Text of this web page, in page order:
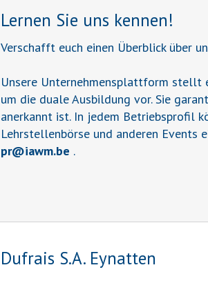
Lernen Sie uns kennen!
Verschafft euch einen Überblick über
Unsere Unternehmensplattform stellt
um die duale Ausbildung vor. Sie
anerkannt ist. In jedem Betriebsprofil
Lehrstellenbörse und anderen Events
pr@iawm.be .
Dufrais S.A. Eynatten